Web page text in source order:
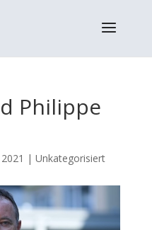
Philippe
| Unkategorisiert